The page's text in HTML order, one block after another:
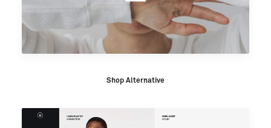
Shop Alternative